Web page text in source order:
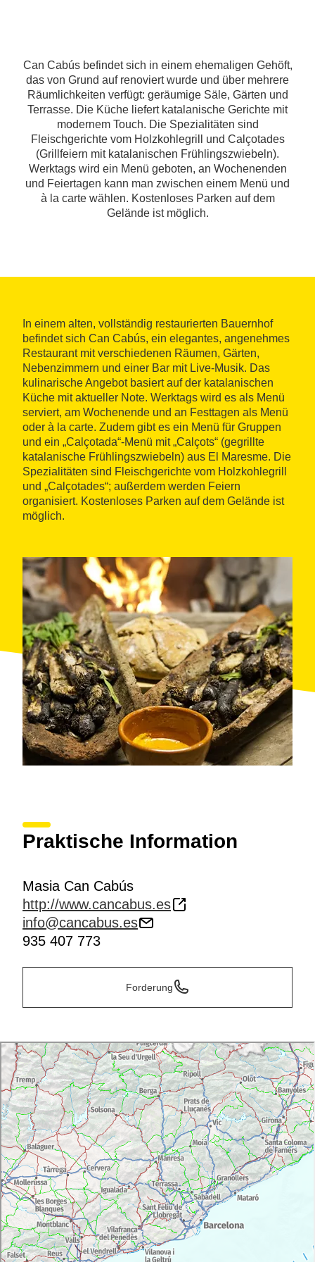
Can Cabús befindet sich in einem ehemaligen Gehöft,
das von Grund auf renoviert wurde und über mehrere
Räumlichkeiten verfügt: geräumige Säle, Gärten und
Terrasse. Die Küche liefert katalanische Gerichte mit
modernem Touch. Die Spezialitäten sind
Fleischgerichte vom Holzkohlegrill und Calçotades
(Grillfeiern mit katalanischen Frühlingszwiebeln).
Werktags wird ein Menü geboten, an Wochenenden
und Feiertagen kann man zwischen einem Menü und
à la carte wählen. Kostenloses Parken auf dem
Gelände ist möglich.
In einem alten, vollständig restaurierten Bauernhof
befindet sich Can Cabús, ein elegantes, angenehmes
Restaurant mit verschiedenen Räumen, Gärten,
Nebenzimmern und einer Bar mit Live-Musik. Das
kulinarische Angebot basiert auf der katalanischen
Küche mit aktueller Note. Werktags wird es als Menü
serviert, am Wochenende und an Festtagen als Menü
oder à la carte. Zudem gibt es ein Menü für Gruppen
und ein „Calçotada“-Menü mit „Calçots“ (gegrillte
katalanische Frühlingszwiebeln) aus El Maresme. Die
Spezialitäten sind Fleischgerichte vom Holzkohlegrill
und „Calçotades“; außerdem werden Feiern
organisiert. Kostenloses Parken auf dem Gelände ist
möglich.
Praktische Information
Masia Can Cabús
http://www.cancabus.es
info@cancabus.es
935 407 773
Forderung